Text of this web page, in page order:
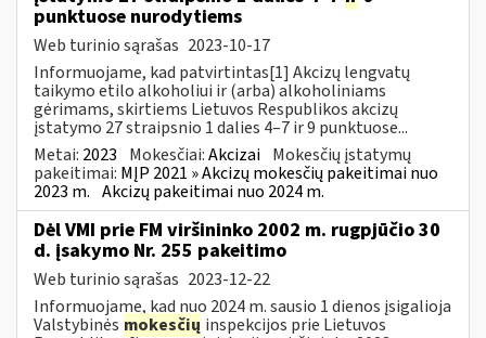
punktuose nurodytiems
Web turinio sąrašas 2023-10-17
Informuojame, kad patvirtintas[1] Akcizų lengvatų
taikymo etilo alkoholiui ir (arba) alkoholiniams
gėrimams, skirtiems Lietuvos Respublikos akcizų
įstatymo 27 straipsnio 1 dalies 4–7 ir 9 punktuose...
Metai: 2023 Mokesčiai:Akcizai Mokesčių įstatymų
pakeitimai: MĮP 2021 » Akcizų mokesčių pakeitimai nuo
2023 m. Akcizų pakeitimai nuo 2024 m.
Dėl VMI prie FM viršininko 2002 m. rugpjūčio 30
d. įsakymo Nr. 255 pakeitimo
Web turinio sąrašas 2023-12-22
Informuojame, kad nuo 2024 m. sausio 1 dienos įsigalioja
Valstybinės mokesčių inspekcijos prie Lietuvos